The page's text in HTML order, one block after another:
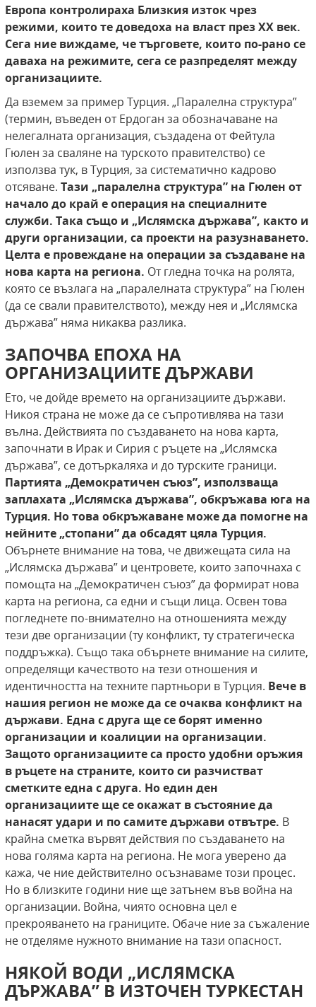
Европа контролираха Близкия изток чрез
режими, които те доведоха на власт през XX век.
Сега ние виждаме, че търговете, които по-рано се
даваха на режимите, сега се разпределят между
организациите.
Да вземем за пример Турция. „Паралелна структура”
(термин, въведен от Ердоган за обозначаване на
нелегалната организация, създадена от Фейтула
Гюлен за сваляне на турското правителство) се
използва тук, в Турция, за систематично кадрово
отсяване. Тази „паралелна структура” на Гюлен от
начало до край еоперация на специалните
служби. Така също и „Ислямска държава”, както и
други организации, са проекти на разузнаването.
Целта е провеждане на операции за създаване на
нова карта на региона. От гледна точка на ролята,
която се възлага на „паралелната структура” на Гюлен
(да се свали правителството), между нея и „Ислямска
държава” няма никаква разлика.
ЗАПОЧВА ЕПОХА НА
ОРГАНИЗАЦИИТЕ ДЪРЖАВИ
Ето, че дойде времето на организациите държави.
Никоя страна не може да се съпротивлява на тази
вълна. Действията по създаването на нова карта,
започнати в Ирак и Сирия с ръцете на „Ислямска
държава”, се дотъркаляха и до турските граници.
Партията „Демократичен съюз”, използваща
заплахата „Ислямска държава”, обкръжава юга на
Турция. Но това обкръжаване може да помогне на
нейните„стопани” да обсадят цяла Турция.
Обърнете внимание на това, че движещата сила на
„Ислямска държава” и центровете, които започнаха с
помощта на „Демократичен съюз” да формират нова
карта на региона, са едни и същи лица. Освен това
погледнете по-внимателно на отношенията между
тези две организации (ту конфликт, ту стратегическа
поддръжка). Също така обърнете внимание на силите,
определящи качеството на тези отношения и
идентичността на техните партньори в Турция. Вече в
нашия регион не може да сеочаква конфликт на
държави. Една с друга ще се борят именно
организации и коалиции на организации.
Защото организациите са просто удобни оръжия
в ръцете на страните, които си разчистват
сметките една сдруга. Но един ден
организациите ще се окажат в състояние да
нанасят удари и по самите държави отвътре. В
крайна сметка вървят действия по създаването на
нова голяма карта на региона. Не мога уверено да
кажа, че ние действително осъзнаваме този процес.
Но в близките години ние ще затънем във война на
организации. Война, чиято основна цел е
прекрояването на границите. Обаче ние за съжаление
не отделяме нужното внимание на тази опасност.
НЯКОЙ ВОДИ „ИСЛЯМСКА
ДЪРЖАВА” В ИЗТОЧЕН ТУРКЕСТАН